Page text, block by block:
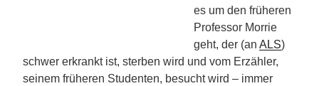
es um den früheren
Professor Morrie
geht, der (an ALS)
schwer erkrankt ist, sterben wird und vom Erzähler,
seinem früheren Studenten, besucht wird – immer